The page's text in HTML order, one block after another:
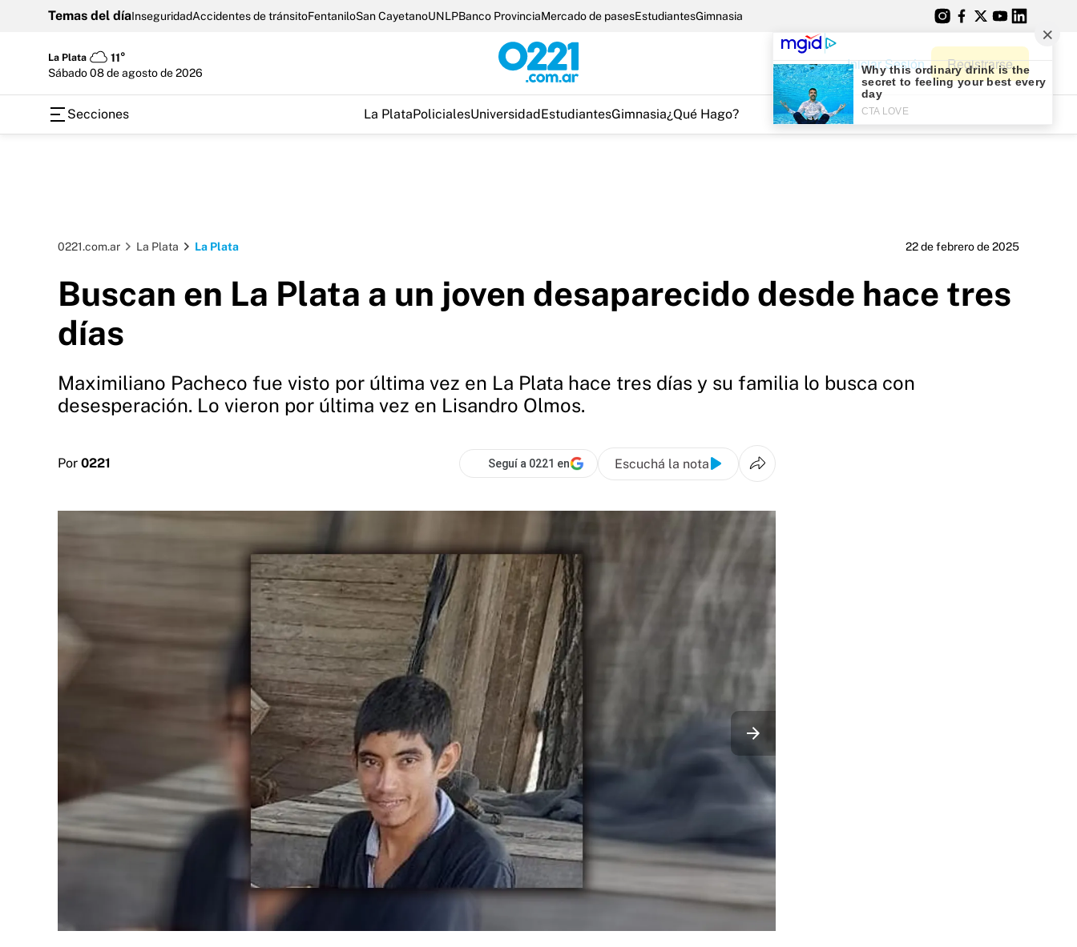
Temas del díaInseguridadAccidentes de tránsitoFentaniloSan CayetanoUNLPBanco ProvinciaMercado de pasesEstudiantesGimnasia
La Plata
11°
sábado 08 de agosto de 2026
Iniciar Sesión Registrarse
Secciones La PlataPolicialesUniversidadEstudiantesGimnasia¿Qué Hago?
0221.com.ar La Plata La Plata 22 de febrero de 2025
Buscan en La Plata a un joven desaparecido desde hace tres
días
Maximiliano Pacheco fue visto por última vez en La Plata hace tres días y su familia lo busca con
desesperación. Lo vieron por última vez en Lisandro Olmos.
Por 0221 Seguí a 0221 en Escuchá la nota